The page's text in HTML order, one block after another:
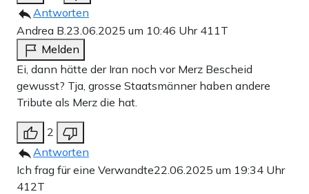
Antworten
Andrea B. 23.06.2025 um 10:46 Uhr 411T
Melden
Ei, dann hätte der Iran noch vor Merz Bescheid
gewusst? Tja, grosse Staatsmänner haben andere
Tribute als Merz die hat.
2
Antworten
Ich frag für eine Verwandte22.06.2025 um 19:34 Uhr
412T